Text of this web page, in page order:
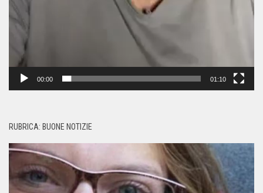
00:00 01:10
RUBRICA: BUONE NOTIZIE